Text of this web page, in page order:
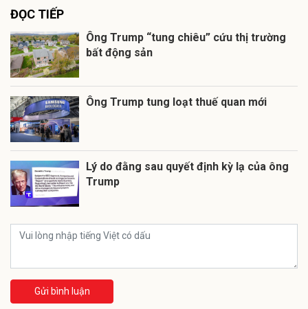
ĐỌC TIẾP
Ông Trump “tung chiêu” cứu thị trường
bất động sản
Ông Trump tung loạt thuế quan mới
Lý do đằng sau quyết định kỳ lạ của ông
Trump
Gửi bình luận